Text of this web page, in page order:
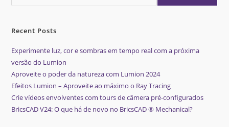
Recent Posts
Experimente luz, cor e sombras em tempo real com a próxima
versão do Lumion
Aproveite o poder da natureza com Lumion 2024
Efeitos Lumion – Aproveite ao máximo o Ray Tracing
Crie vídeos envolventes com tours de câmera pré-configurados
BricsCAD V24: O que há de novo no BricsCAD ® Mechanical?